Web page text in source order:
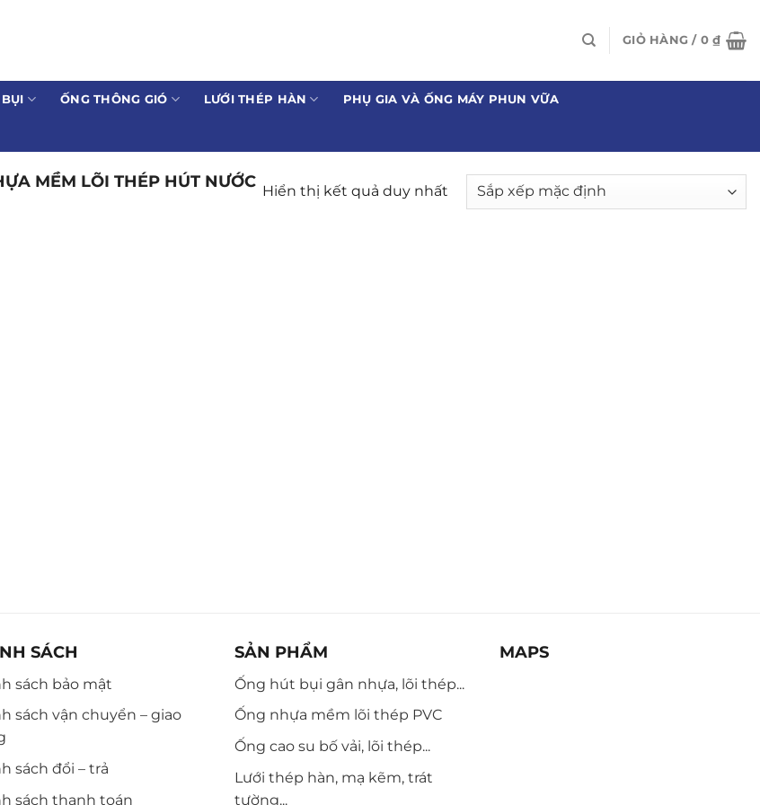
GIỎ HÀNG / 0₫
ỐNG THÔNG GIÓ LƯỚI THÉP HÀN PHỤ GIA VÀ ỐNG MÁY PHUN VỮA
MỀM LÕI THÉP HÚT NƯỚC Hiển thị kết quả duy nhất
SÁCH
sách bảo mật
sách vận chuyển – giao
sách đổi – trả
sách thanh toán
SẢN PHẨM
Ống hút bụi gân nhựa, lõi thép...
Ống nhựa mềm lõi thép PVC
Ống cao su bố vải, lõi thép...
Lưới thép hàn, mạ kẽm, trát
tường...
MAPS